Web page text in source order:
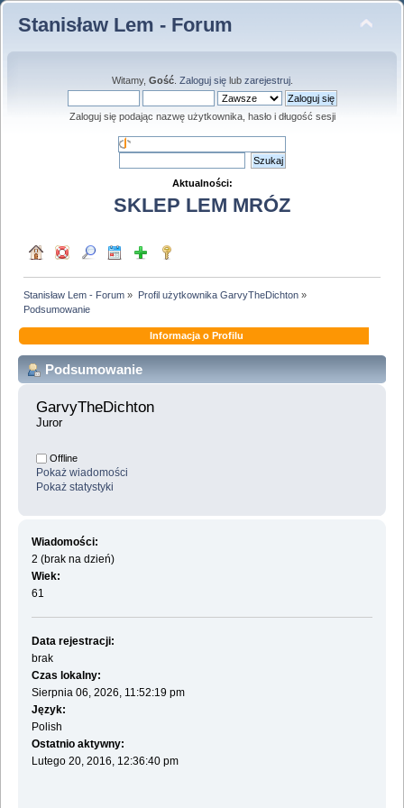
Stanisław Lem - Forum
Witamy, Gość. Zaloguj sięlub zarejestruj.
Zaloguj się podając nazwę użytkownika, hasło i długość sesji
Aktualności:
SKLEP LEM MRÓZ
Stanisław Lem - Forum » Profil użytkownika GarvyTheDichton»
Podsumowanie
Informacja o Profilu
Podsumowanie
GarvyTheDichton
Juror
Offline
Pokaż wiadomości
Pokaż statystyki
Wiadomości:
2 (brak na dzień)
Wiek:
61
Data rejestracji:
brak
Czas lokalny:
Sierpnia 06, 2026, 11:52:19 pm
Język:
Polish
Ostatnio aktywny:
Lutego 20, 2016, 12:36:40 pm